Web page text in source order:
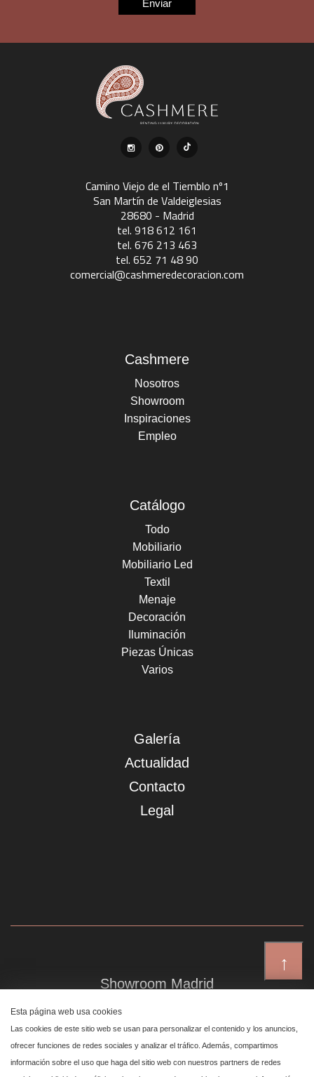
↑
Camino Viejo de el Tiemblo nº1
San Martín de Valdeiglesias
28680 - Madrid
tel. 918 612 161
tel. 676 213 463
tel. 652 71 48 90
comercial@cashmeredecoracion.com
Cashmere
Nosotros
Showroom
Inspiraciones
Empleo
Catálogo
Todo
Mobiliario
Mobiliario Led
Textil
Menaje
Decoración
Iluminación
Piezas Únicas
Varios
Galería
Actualidad
Contacto
Legal
Showroom Madrid
Plaza de Canalejas 6, 4 izq
Centro, 28014 Madrid
Esta página web usa cookies
Las cookies de este sitio web se usan para personalizar el contenido y los anuncios,
ofrecer funciones de redes sociales y analizar el tráfico. Además, compartimos
información sobre el uso que haga del sitio web con nuestros partners de redes